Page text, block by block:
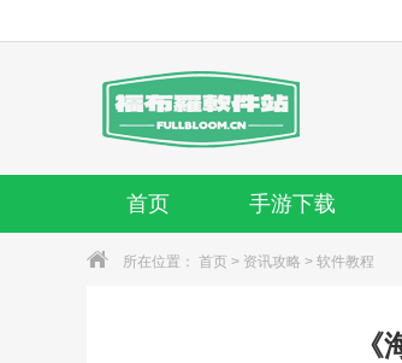
首页 手游下载
所在位置： 首页 > 资讯攻略 > 软件教程